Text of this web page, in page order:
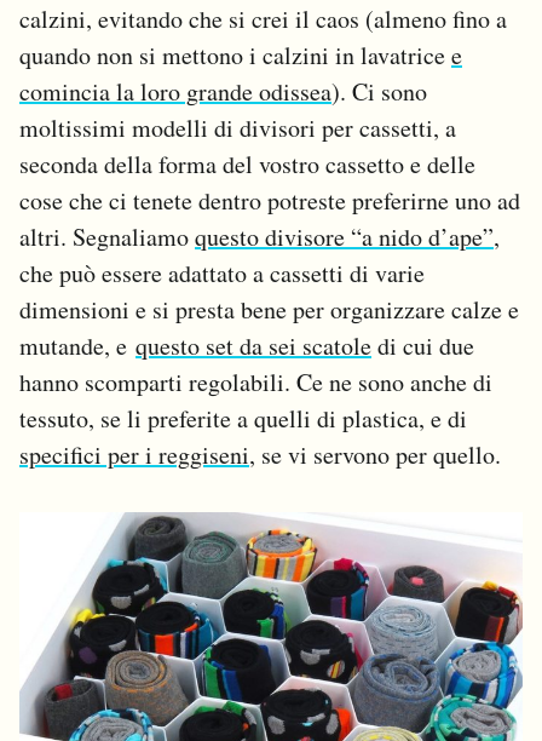
calzini, evitando che si crei il caos (almeno fino a
quando non si mettono i calzini in lavatricee
comincia la loro grande odissea). Ci sono
moltissimi modelli di divisori per cassetti, a
seconda della forma del vostro cassetto e delle
cose che ci tenete dentro potreste preferirne uno ad
altri. Segnaliamoquesto divisore “a nido d’ape”,
che può essere adattato a cassetti di varie
dimensioni e si presta bene per organizzare calze e
mutande, e questo set da sei scatoledi cui due
hanno scomparti regolabili. Ce ne sono anche di
tessuto, se li preferite a quelli di plastica, e di
specifici per i reggiseni, se vi servono per quello.